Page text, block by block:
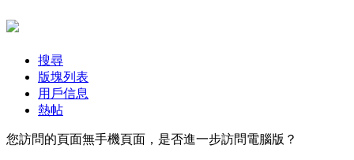
搜尋
版塊列表
用戶信息
熱帖
您訪問的頁面無手機頁面，是否進一步訪問電腦版？